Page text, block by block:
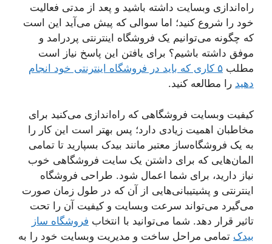
راه‌اندازی وبسایت داشته باشید و پعد از مدتی فعالیت
خود را شروع کنید؛ اما سوالی که پیش می‌آید این است
که چگونه می‌توانیم یک فروشگاه اینترنتی پردرامد و
موفق داشته باشیم؟ برای یافتن این پاسخ نیاز است
مطلب
۵ کاری که باید در فروشگاه اینترنتی خود انجام
دهید را مطالعه کنید.
کیفیت وبسایت فروشگاهی که راه‌اندازی می‌کنید برای
مخاطبان اهمیت زیادی دارد؛ پس بهتر است این کار را
به یک فروشگاه‌ساز معتبر مانند بیدک بسپارید تا تمامی
المان‌هایی که برای داشتن یک سایت فروشگاهی خوب
نیاز دارید، برای شما اعمال شود. طراحی فروشگاه
اینترنتی و پشیتیبانی‌هایی از آن که در طول زمان صورت
می‌گیرد می‌تواند سرعت وبسایت و کیفیت آن را تحت
تاثیر قرار دهد. شما می‌توانید با انتخاب فروشگاه ساز
بیدک تمامی مراحل ساخت و مدیریت وبسایت خود را به